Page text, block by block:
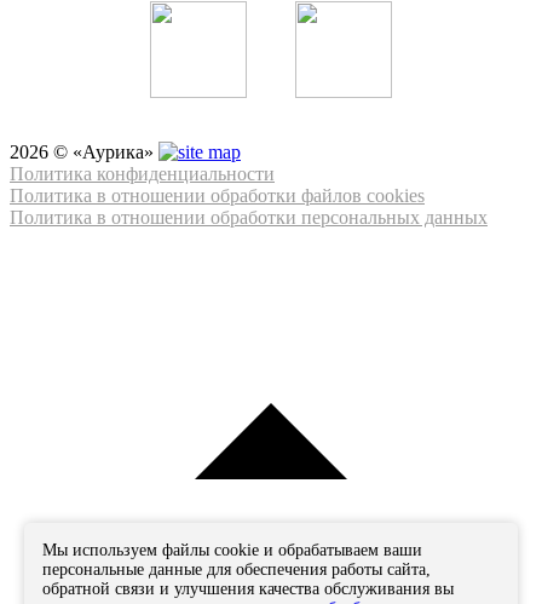
2026 © «Аурика»
Политика конфиденциальности
Политика в отношении обработки файлов cookies
Политика в отношении обработки персональных данных
Мы используем файлы cookie и обрабатываем ваши
персональные данные для обеспечения работы сайта,
обратной связи и улучшения качества обслуживания вы